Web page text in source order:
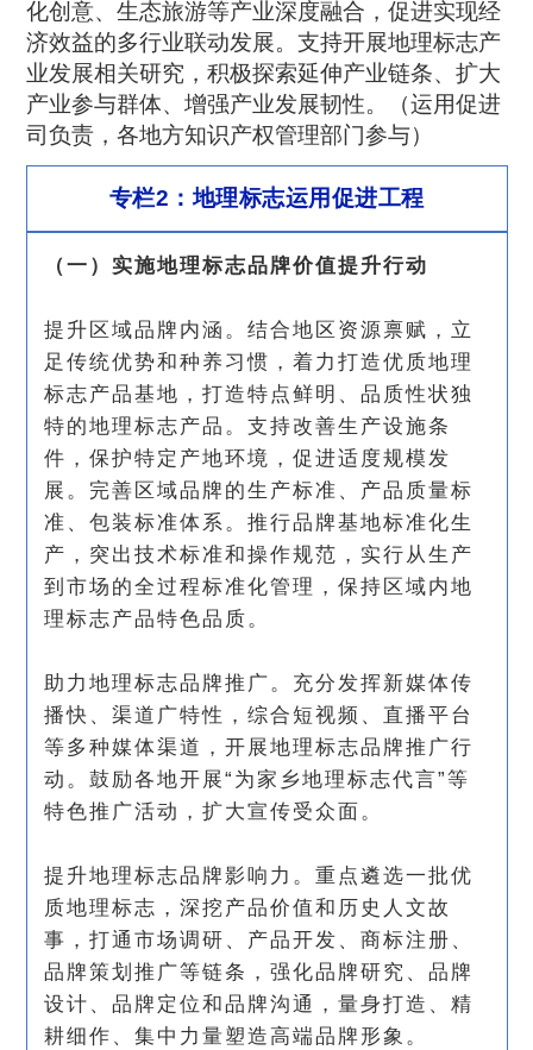
化创意、生态旅游等产业深度融合，促进实现经
济效益的多行业联动发展。支持开展地理标志产
业发展相关研究，积极探索延伸产业链条、扩大
产业参与群体、增强产业发展韧性。（运用促进
司负责，各地方知识产权管理部门参与）
专栏2：地理标志运用促进工程
（一）实施地理标志品牌价值提升行动
提升区域品牌内涵。结合地区资源禀赋，立
足传统优势和种养习惯，着力打造优质地理
标志产品基地，打造特点鲜明、品质性状独
特的地理标志产品。支持改善生产设施条
件，保护特定产地环境，促进适度规模发
展。完善区域品牌的生产标准、产品质量标
准、包装标准体系。推行品牌基地标准化生
产，突出技术标准和操作规范，实行从生产
到市场的全过程标准化管理，保持区域内地
理标志产品特色品质。
助力地理标志品牌推广。充分发挥新媒体传
播快、渠道广特性，综合短视频、直播平台
等多种媒体渠道，开展地理标志品牌推广行
动。鼓励各地开展“为家乡地理标志代言”等
特色推广活动，扩大宣传受众面。
提升地理标志品牌影响力。重点遴选一批优
质地理标志，深挖产品价值和历史人文故
事，打通市场调研、产品开发、商标注册、
品牌策划推广等链条，强化品牌研究、品牌
设计、品牌定位和品牌沟通，量身打造、精
耕细作、集中力量塑造高端品牌形象。